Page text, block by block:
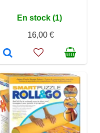
En stock (1)
16,00 €